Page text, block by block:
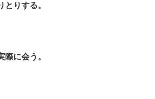
とりする。
際に会う。